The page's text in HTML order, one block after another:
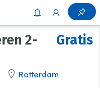
Gratis
Rotterdam